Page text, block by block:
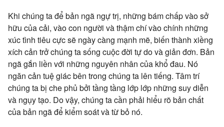
Khi chúng ta để bản ngã ngự trị, những bám chấp vào sở
hữu của cải, vào con người và thậm chí vào chính những
xúc tình tiêu cực sẽ ngày càng mạnh mẽ, biến thành xiềng
xích cản trở chúng ta sống cuộc đời tự do và giản đơn. Bản
ngã gắn liền với những nguyên nhân của khổ đau. Nó
ngăn cản tuệ giác bên trong chúng ta lên tiếng. Tâm trí
chúng ta bị che phủ bởi tầng tầng lớp lớp những suy diễn
và ngụy tạo. Do vậy, chúng ta cần phải hiểu rõ bản chất
của bản ngã để kiểm soát và từ bỏ nó.